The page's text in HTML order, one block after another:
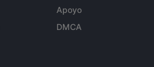
Apoyo
DMCA